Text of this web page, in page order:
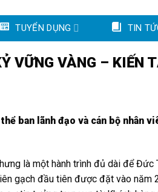
TUYỂN DỤNG TIN
VỮNG VÀNG – KIẾN
ban lãnh đạo và cán bộ nhân
là một hành trình đủ dài để Đức
gạch đầu tiên được đặt vào năm